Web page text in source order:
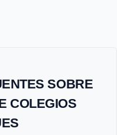
SOBRE
COLEGIOS